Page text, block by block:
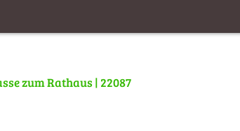
zum Rathaus | 22087